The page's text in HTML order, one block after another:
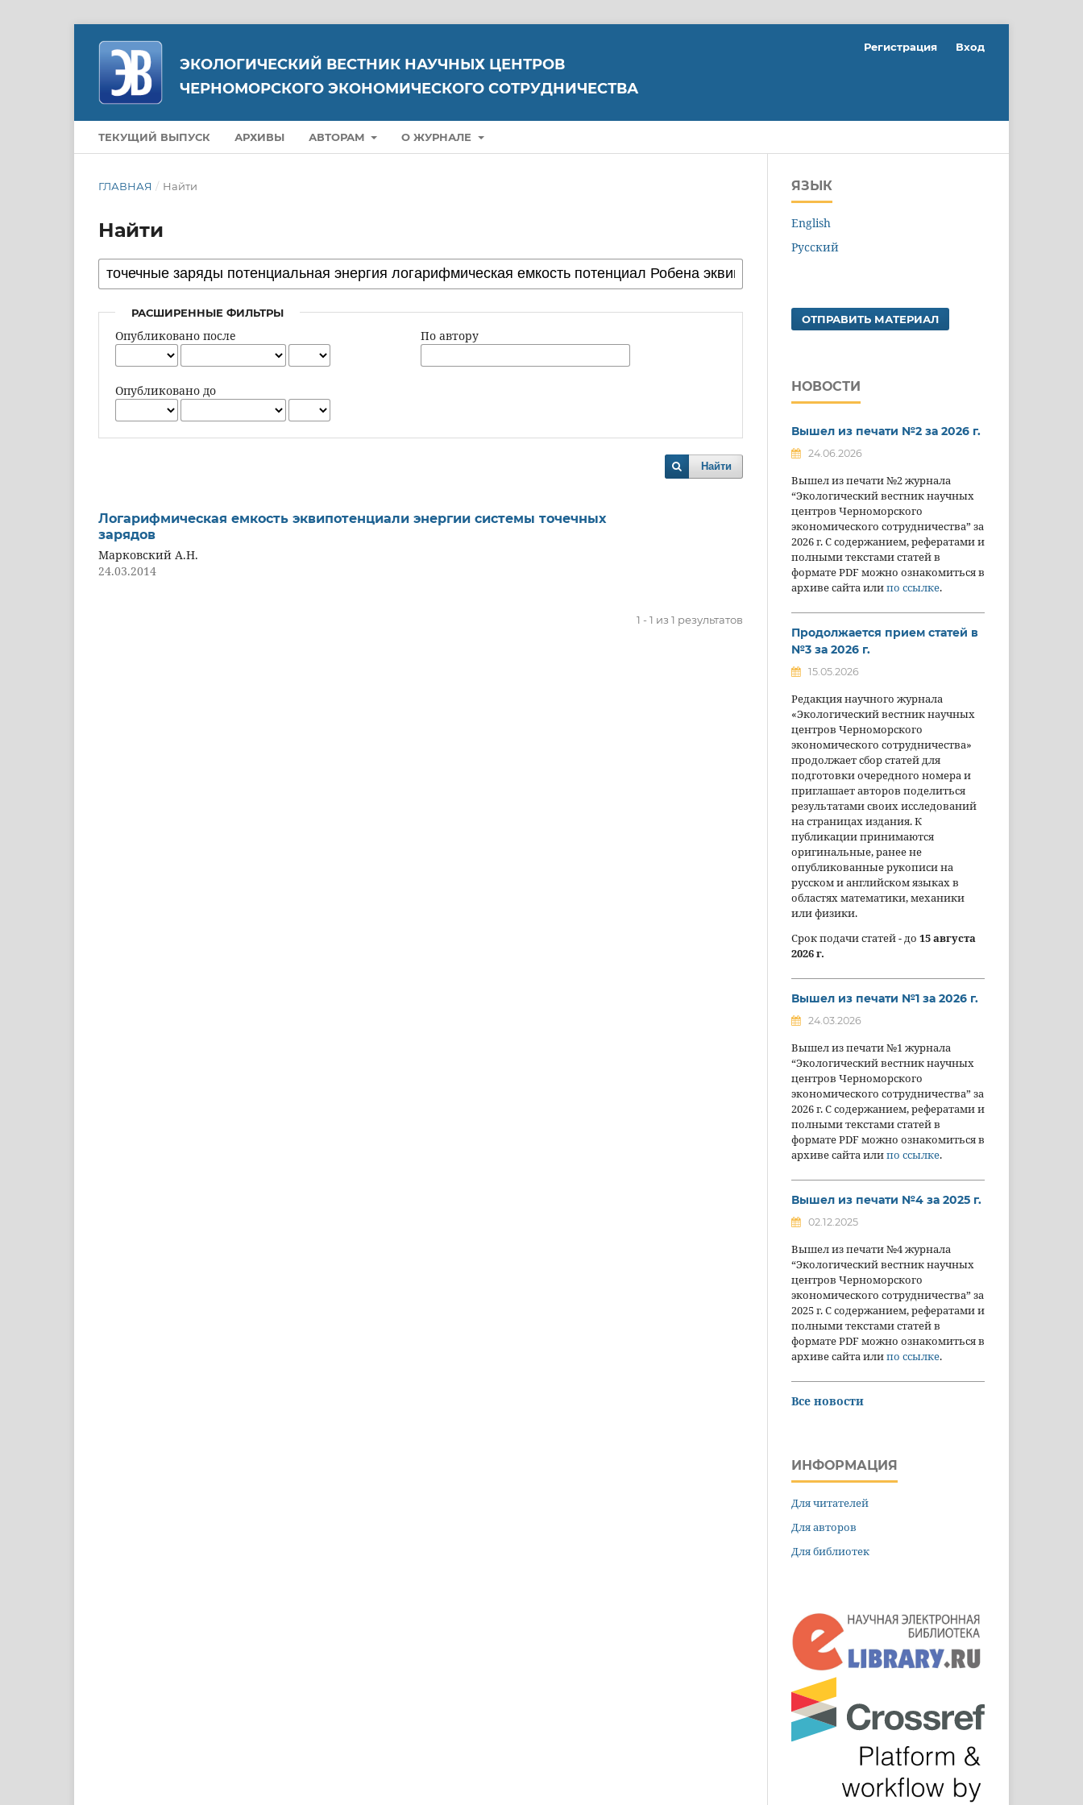
ЭКОЛОГИЧЕСКИЙ ВЕСТНИК НАУЧНЫХ ЦЕНТРОВ
ЧЕРНОМОРСКОГО ЭКОНОМИЧЕСКОГО СОТРУДНИЧЕСТВА
ТЕКУЩИЙ ВЫПУСК АРХИВЫ АВТОРАМ О ЖУРНАЛЕ
Регистрация Вход
ГЛАВНАЯ / Найти
Найти
РАСШИРЕННЫЕ ФИЛЬТРЫ
Опубликовано после
Опубликовано до
По автору
Найти
Логарифмическая емкость эквипотенциали энергии системы точечных
зарядов
Марковский А.Н.
24.03.2014
1 - 1 из 1 результатов
ЯЗЫК
English
Русский
ОТПРАВИТЬ МАТЕРИАЛ
НОВОСТИ
Вышел из печати №2 за 2026 г.
24.06.2026
Вышел из печати №2 журнала
“Экологический вестник научных
центров Черноморского
экономического сотрудничества” за
2026 г. С содержанием, рефератами и
полными текстами статей в
формате PDF можно ознакомиться в
архиве сайта илипо ссылке.
Продолжается прием статей в
№3 за 2026 г.
15.05.2026
Редакция научного журнала
«Экологический вестник научных
центров Черноморского
экономического сотрудничества»
продолжает сбор статей для
подготовки очередного номера и
приглашает авторов поделиться
результатами своих исследований
на страницах издания. К
публикации принимаются
оригинальные, ранее не
опубликованные рукописи на
русском и английском языках в
областях математики, механики
или физики.
Срок подачи статей - до 15 августа
2026 г.
Вышел из печати №1 за 2026 г.
24.03.2026
Вышел из печати №1 журнала
“Экологический вестник научных
центров Черноморского
экономического сотрудничества” за
2026 г. С содержанием, рефератами и
полными текстами статей в
формате PDF можно ознакомиться в
архиве сайта илипо ссылке.
Вышел из печати №4 за 2025 г.
02.12.2025
Вышел из печати №4 журнала
“Экологический вестник научных
центров Черноморского
экономического сотрудничества” за
2025 г. С содержанием, рефератами и
полными текстами статей в
формате PDF можно ознакомиться в
архиве сайта илипо ссылке.
Все новости
ИНФОРМАЦИЯ
Для читателей
Для авторов
Для библиотек